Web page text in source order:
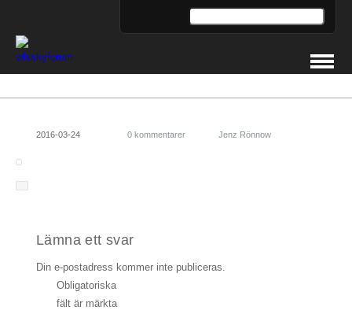
2016-03-24 0 kommentarer Jenz Rönnow
Lämna ett svar
Din e-postadress kommer inte publiceras.
Obligatoriska
fält är märkta